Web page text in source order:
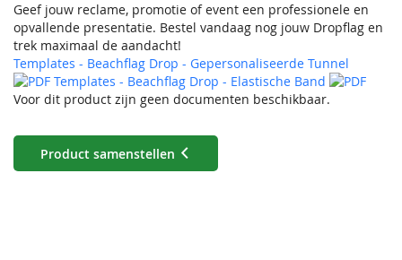
Geef jouw reclame, promotie of event een professionele en
opvallende presentatie. Bestel vandaag nog jouw Dropflag en
trek maximaal de aandacht!
Templates - Beachflag Drop - Gepersonaliseerde Tunnel
Templates - Beachflag Drop - Elastische Band
Voor dit product zijn geen documenten beschikbaar.
Product samenstellen